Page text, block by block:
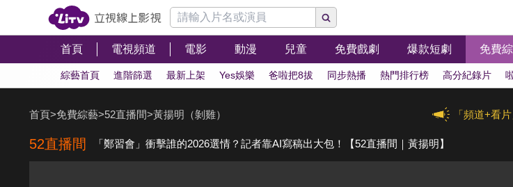
首頁 電視頻道 電影 動漫 兒童 免費戲劇 爆款短劇 免費
綜藝首頁 進階篩選 最新上架 Yes娛樂 爸啦把8拔 同步熱播 熱門排行榜 高分紀錄片
「頻道+看
首頁>免費綜藝>52直播間>黃揚明（剝雞）
52直播間 「鄭習會」衝擊誰的2026選情？記者靠AI寫稿出大包！【52直播間｜黃揚明】